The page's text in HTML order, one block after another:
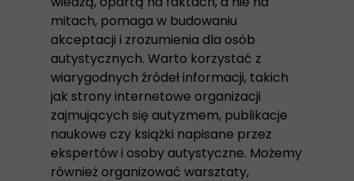
mitach, pomaga w budowaniu
akceptacji i zrozumienia dla osób
autystycznych. Warto korzystać z
wiarygodnych źródeł informacji, takich
jak strony internetowe organizacji
zajmujących się autyzmem, publikacje
naukowe czy książki napisane przez
ekspertów i osoby autystyczne. Możemy
również organizować warsztaty,